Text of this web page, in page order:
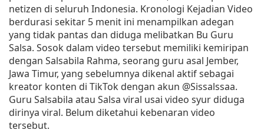
netizen di seluruh Indonesia. Kronologi Kejadian Video
berdurasi sekitar 5 menit ini menampilkan adegan
yang tidak pantas dan diduga melibatkan Bu Guru
Salsa. Sosok dalam video tersebut memiliki kemiripan
dengan Salsabila Rahma, seorang guru asal Jember,
Jawa Timur, yang sebelumnya dikenal aktif sebagai
kreator konten di TikTok dengan akun @Sissalssaa.
Guru Salsabila atau Salsa viral usai video syur diduga
dirinya viral. Belum diketahui kebenaran video
tersebut.